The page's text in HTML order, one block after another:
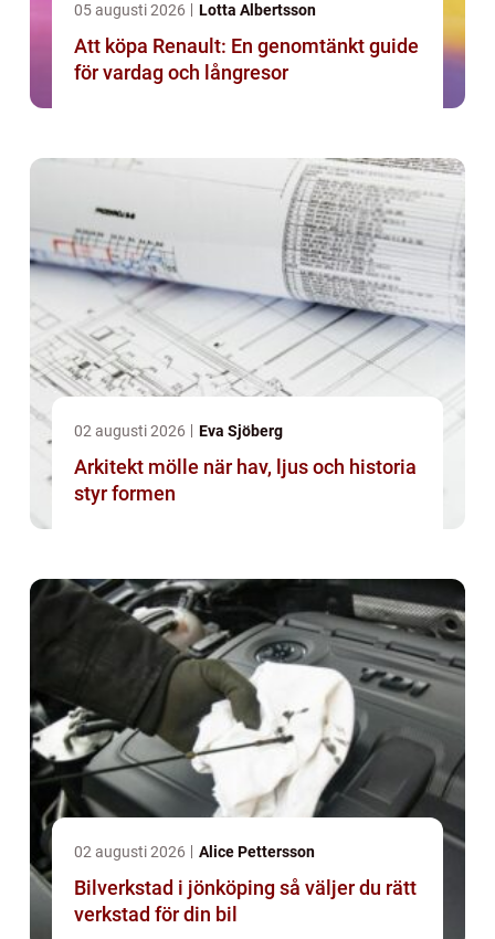
05 augusti 2026 Lotta Albertsson
Att köpa Renault: En genomtänkt guide
för vardag och långresor
02 augusti 2026 Eva Sjöberg
Arkitekt mölle när hav, ljus och historia
styr formen
02 augusti 2026 Alice Pettersson
Bilverkstad i jönköping så väljer du rätt
verkstad för din bil